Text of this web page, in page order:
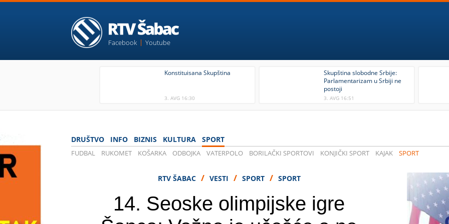
Facebook Youtube
Konstituisana Skupština
3. AVG 16:30
Skupština slobodne Srbije:
Parlamentarizam u Srbiji ne
postoji
3. AVG 16:51
DRUŠTVO INFO BIZNIS KULTURA SPORT
FUDBAL RUKOMET KOŠARKA ODBOJKA VATERPOLO BORILAČKI SPORTOVI KONJIČKI SPORT KAJAK SPORT
RTV ŠABAC / VESTI / SPORT / SPORT
14. Seoske olimpijske igre